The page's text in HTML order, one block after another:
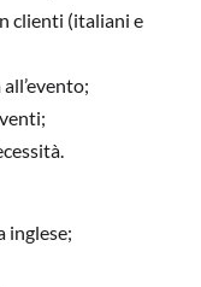
clienti (italiani e
inglese;